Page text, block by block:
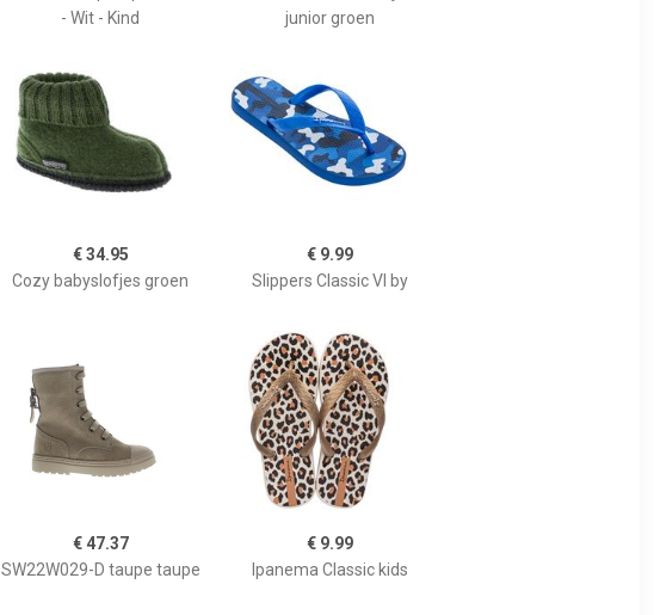
- Wit - Kind
junior groen
€ 34.95
Cozy babyslofjes groen
€ 9.99
Slippers Classic VI by
€ 47.37
SW22W029-D taupe taupe
€ 9.99
Ipanema Classic kids